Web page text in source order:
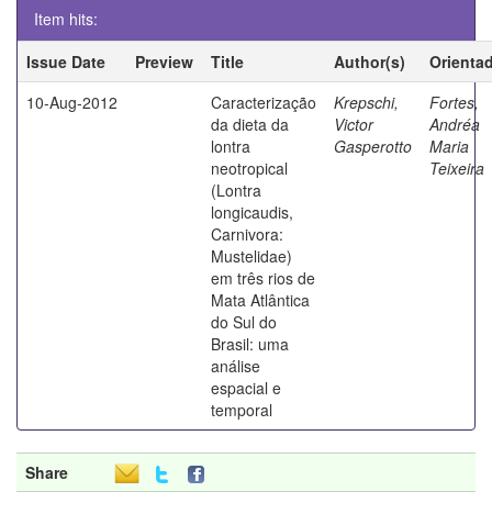
Item hits:
Issue Date
Preview Title Author(s)
10-Aug-2012
Caracterização
da dieta da
lontra
neotropical
(Lontra
longicaudis,
Carnivora:
Mustelidae)
em três rios de
Mata Atlântica
do Sul do
Brasil: uma
análise
espacial e
temporal
Krepschi,
Victor
Gasperotto
Fortes,
Andréa
Maria
Teixeira
Share